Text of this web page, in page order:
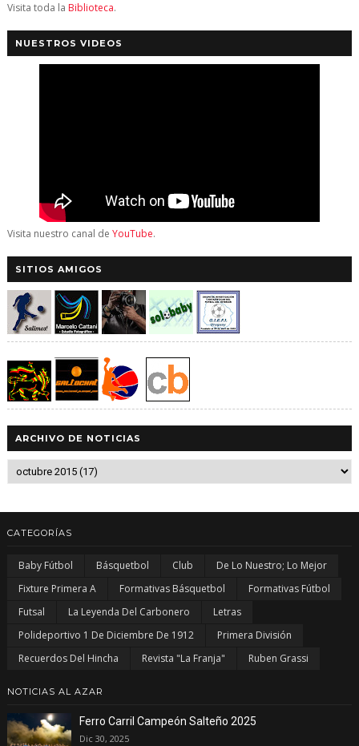
Visita toda la Biblioteca.
NUESTROS VIDEOS
Visita nuestro canal de YouTube.
SITIOS AMIGOS
ARCHIVO DE NOTICIAS
CATEGORÍAS
Baby Fútbol Básquetbol Club
De Lo Nuestro; Lo Mejor
Fixture Primera A
Formativas Básquetbol
Formativas Fútbol
Futsal
La Leyenda Del Carbonero
Letras
Polideportivo 1 De Diciembre De 1912
Primera División
Recuerdos Del Hincha
Revista "La Franja" Ruben Grassi
NOTICIAS AL AZAR
Ferro Carril Campeón Salteño 2025
Dic 30, 2025